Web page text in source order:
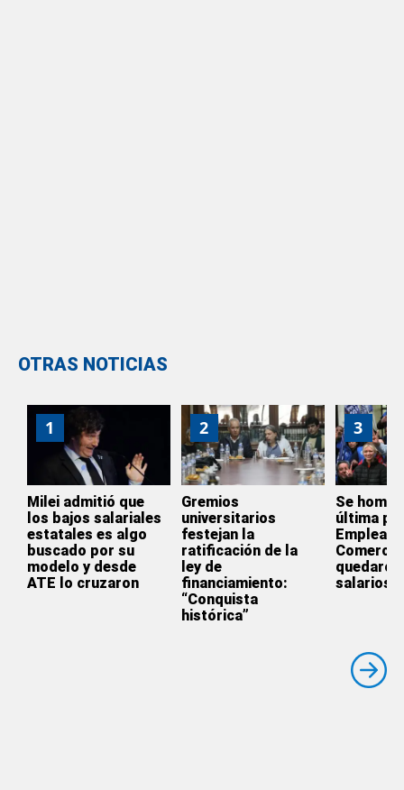
OTRAS NOTICIAS
1
Milei admitió que
los bajos salariales
estatales es algo
buscado por su
modelo y desde
ATE lo cruzaron
2
Gremios
universitarios
festejan la
ratificación de la
ley de
financiamiento:
“Conquista
histórica”
3
Se
última
salarios